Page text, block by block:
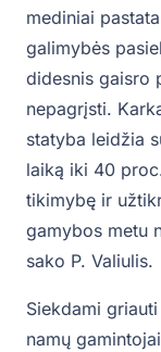
mediniai
galimybės
didesnis gaisro
nepagrįsti.
statyba leidžia
laiką iki 40
tikimybę ir
gamybos metu
sako P. Valiulis.
Siekdami
namų